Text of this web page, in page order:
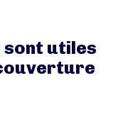
sont utiles
couverture